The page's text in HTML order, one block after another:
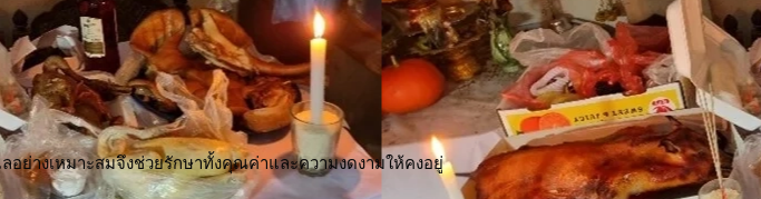
อย่างเหมาะสมจึงช่วยรักษาทั้งคุณค่าและความงดงามให้คงอยู่